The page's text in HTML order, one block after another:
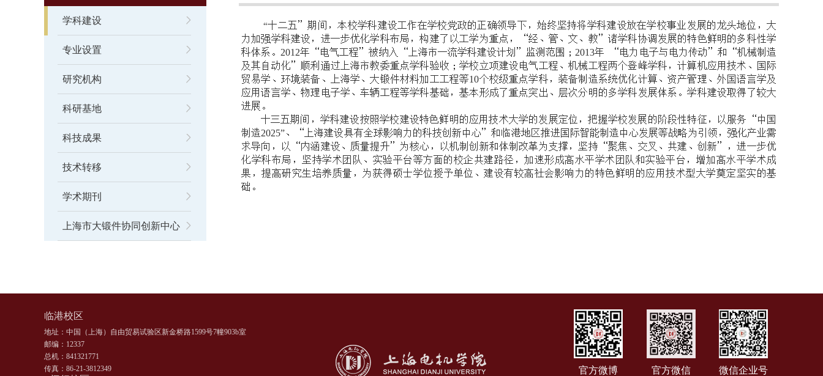
学科建设
专业设置
研究机构
科研基地
科技成果
技术转移
学术期刊
上海市大锻件协同创新中心
“十二五”期间，本校学科建设工作在学校党政的正确领导下，始终坚持将学科建设放在学校事业发展的龙头地位，大
力加强学科建设，进一步优化学科布局，构建了以工学为重点，“经、管、文、教”诸学科协调发展的特色鲜明的多科性学
科体系。2012年“电气工程”被纳入“上海市一流学科建设计划”监测范围；2013年 “电力电子与电力传动”和“机械制造
及其自动化”顺利通过上海市教委重点学科验收；学校立项建设电气工程、机械工程两个登峰学科，计算机应用技术、国际
贸易学、环境装备、上海学、大锻件材料加工工程等10个校级重点学科，装备制造系统优化计算、资产管理、外国语言学及
应用语言学、物理电子学、车辆工程等学科基础，基本形成了重点突出、层次分明的多学科发展体系。学科建设取得了较大
进展。
十三五期间，学科建设按照学校建设特色鲜明的应用技术大学的发展定位，把握学校发展的阶段性特征，以服务“中国
制造2025”、“上海建设具有全球影响力的科技创新中心”和临港地区推进国际智能制造中心发展等战略为引领，强化产业需
求导向，以 “内涵建设、质量提升” 为核心，以机制创新和体制改革为支撑，坚持“聚焦、交叉、共建、创新”，进一步优
化学科布局，坚持学术团队、实验平台等方面的校企共建路径，加速形成高水平学术团队和实验平台，增加高水平学术成
果，提高研究生培养质量，为获得硕士学位授予单位、建设有较高社会影响力的特色鲜明的应用技术型大学奠定坚实的基
础。
临港校区
地址：中国（上海）自由贸易试验区新金桥路1599号7幢903b室
邮编：12337
总机：841321771
传真：86-21-3812349
官方微博 官方微信 微信企业号